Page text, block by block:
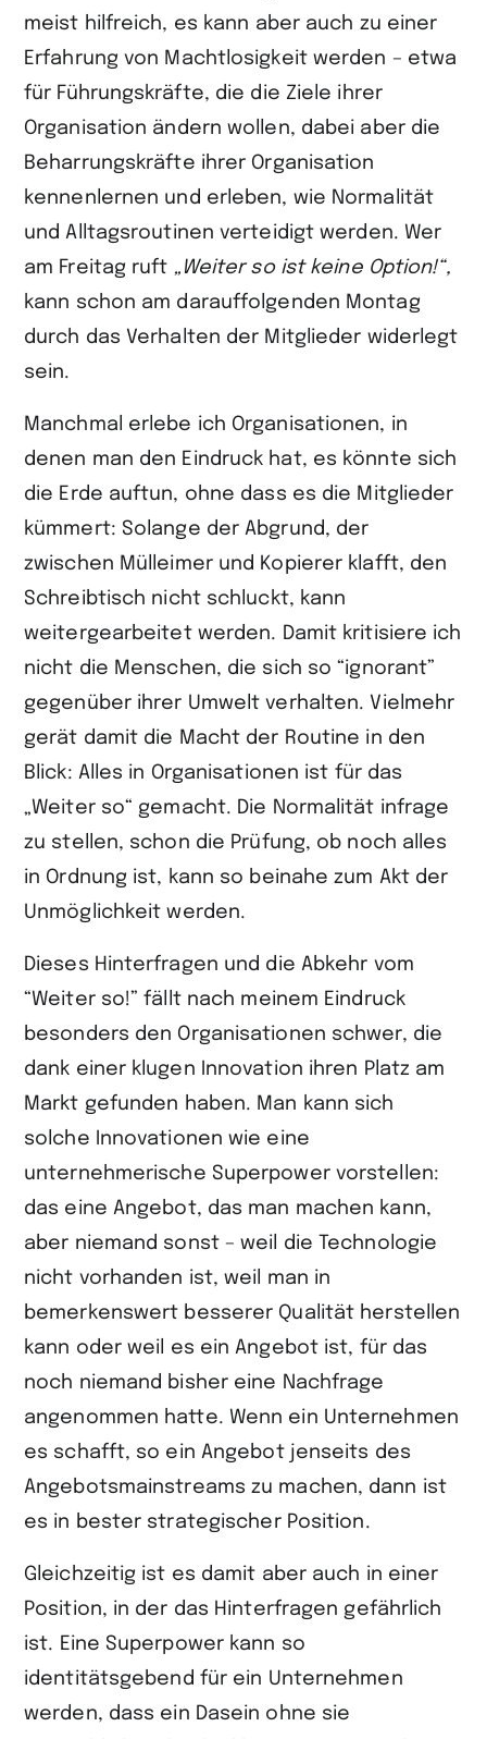
meist hilfreich, es kann aber auch zu einer
Erfahrung von Machtlosigkeit werden – etwa
für Führungskräfte, die die Ziele ihrer
Organisation ändern wollen, dabei aber die
Beharrungskräfte ihrer Organisation
kennenlernen und erleben, wie Normalität
und Alltagsroutinen verteidigt werden. Wer
am Freitag ruft „Weiter so ist keine Option!“,
kann schon am darauffolgenden Montag
durch das Verhalten der Mitglieder widerlegt
sein.
Manchmal erlebe ich Organisationen, in
denen man den Eindruck hat, es könnte sich
die Erde auftun, ohne dass es die Mitglieder
kümmert: Solange der Abgrund, der
zwischen Mülleimer und Kopierer klafft, den
Schreibtisch nicht schluckt, kann
weitergearbeitet werden. Damit kritisiere ich
nicht die Menschen, die sich so “ignorant”
gegenüber ihrer Umwelt verhalten. Vielmehr
gerät damit die Macht der Routine in den
Blick: Alles in Organisationen ist für das
„Weiter so“ gemacht. Die Normalität infrage
zu stellen, schon die Prüfung, ob noch alles
in Ordnung ist, kann so beinahe zum Akt der
Unmöglichkeit werden.
Dieses Hinterfragen und die Abkehr vom
“Weiter so!” fällt nach meinem Eindruck
besonders den Organisationen schwer, die
dank einer klugen Innovation ihren Platz am
Markt gefunden haben. Man kann sich
solche Innovationen wie eine
unternehmerische Superpower vorstellen:
das eine Angebot, das man machen kann,
aber niemand sonst – weil die Technologie
nicht vorhanden ist, weil man in
bemerkenswert besserer Qualität herstellen
kann oder weil es ein Angebot ist, für das
noch niemand bisher eine Nachfrage
angenommen hatte. Wenn ein Unternehmen
es schafft, so ein Angebot jenseits des
Angebotsmainstreams zu machen, dann ist
es in bester strategischer Position.
Gleichzeitig ist es damit aber auch in einer
Position, in der das Hinterfragen gefährlich
ist. Eine Superpower kann so
identitätsgebend für ein Unternehmen
werden, dass ein Dasein ohne sie